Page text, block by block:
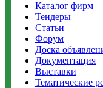
Каталог фирм
Тендеры
Статьи
Форум
Доска
Документация
Выставки
Тематические